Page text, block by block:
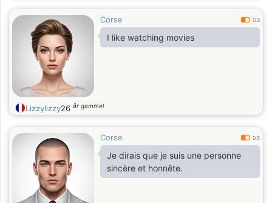
Corse 0.3
I like watching movies
Lizzylizzy26 år gammel
Corse 0.5
Je dirais que je suis une personne
sincère et honnête.